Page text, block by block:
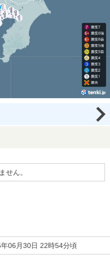
せん。
06月30日 22時54分頃